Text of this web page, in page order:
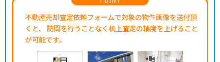
不動産売却査定依頼フォームで対象の物件画像を送付頂
くと、
訪問を行うことなく机上査定の精度を上げること
が可能です。